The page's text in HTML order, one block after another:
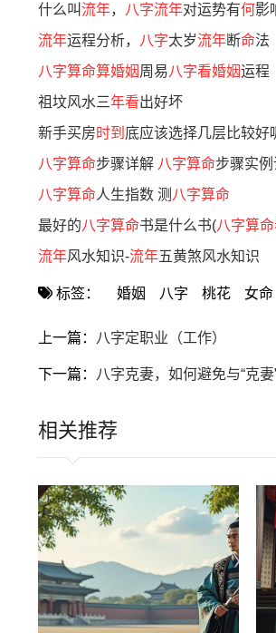
什么叫流年， 八字流年对运势有何影
流年运程分析， 八字太岁流年断命法
八字算命算婚姻周易八字看婚姻运程
祖坟风水三年看出好坏
新手买房时到 底应该选择几层比较好
八字算命步骤详解 八字算命步骤实
八字算命人生指数 测 八字算命
最好的八字算命书是什么书(八字算
流年风水知识-流年五黄煞风水知识
标签： 婚姻 八字 桃花 女命
上一篇： 八字定职业（工作）
下一篇： 八字克妻，如何避免与“克
相关推荐